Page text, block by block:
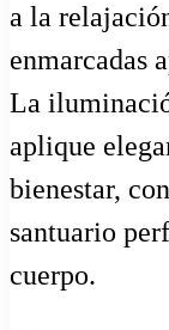
a la
enmarcadas
La
aplique
bienestar,
santuario
cuerpo.